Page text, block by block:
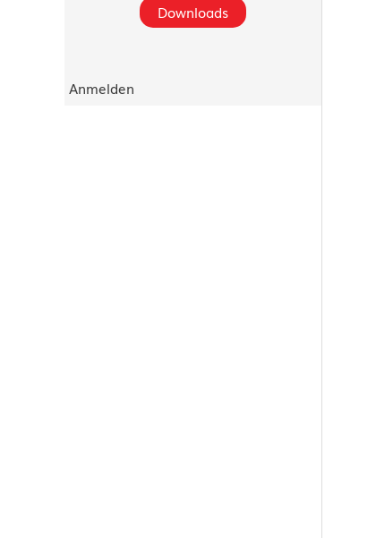
Downloads
Anmelden